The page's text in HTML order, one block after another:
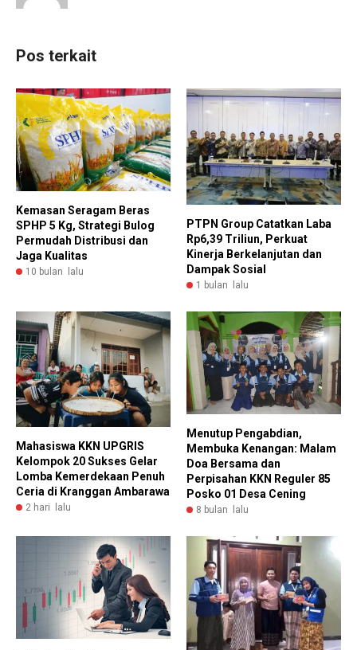
Pos terkait
Kemasan Seragam Beras
SPHP 5 Kg, Strategi Bulog
Permudah Distribusi dan
Jaga Kualitas
10 bulan lalu
PTPN Group Catatkan Laba
Rp6,39 Triliun, Perkuat
Kinerja Berkelanjutan dan
Dampak Sosial
1 bulan lalu
Mahasiswa KKN UPGRIS
Kelompok 20 Sukses Gelar
Lomba Kemerdekaan Penuh
Ceria di Kranggan Ambarawa
2 hari lalu
Menutup Pengabdian,
Membuka Kenangan: Malam
Doa Bersama dan
Perpisahan KKN Reguler 85
Posko 01 Desa Cening
8 bulan lalu